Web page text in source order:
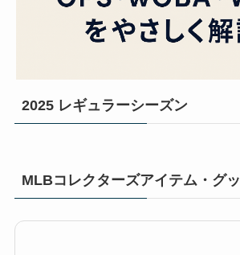
2025 レギュラーシーズン
MLBコレクターズアイテム・グ